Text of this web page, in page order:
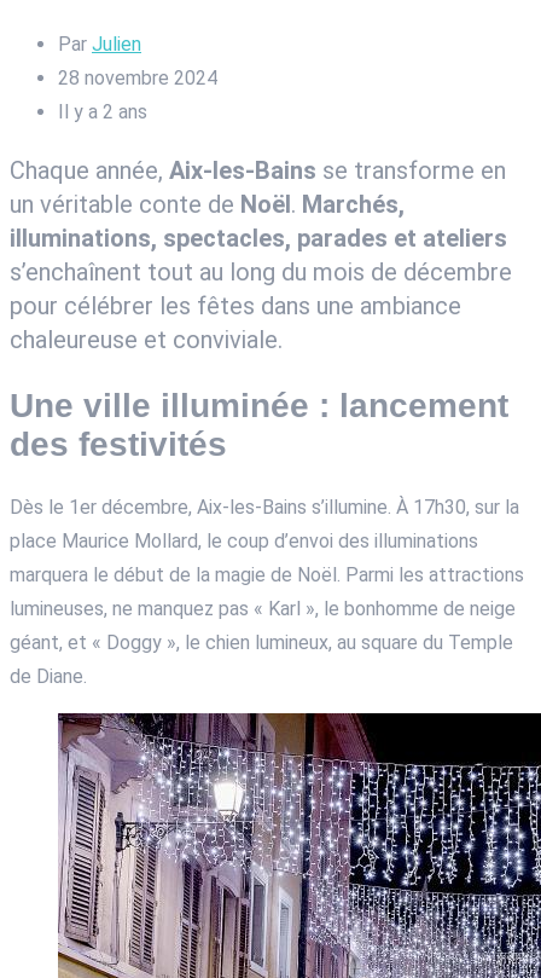
Par Julien
28 novembre 2024
Il y a 2 ans
Chaque année, Aix-les-Bains se transforme en
un véritable conte de Noël. Marchés,
illuminations, spectacles, parades et ateliers
s’enchaînent tout au long du mois de décembre
pour célébrer les fêtes dans une ambiance
chaleureuse et conviviale.
Une ville illuminée : lancement
des festivités
Dès le 1er décembre, Aix-les-Bains s’illumine. À 17h30, sur la
place Maurice Mollard, le coup d’envoi des illuminations
marquera le début de la magie de Noël. Parmi les attractions
lumineuses, ne manquez pas « Karl », le bonhomme de neige
géant, et « Doggy », le chien lumineux, au square du Temple
de Diane.